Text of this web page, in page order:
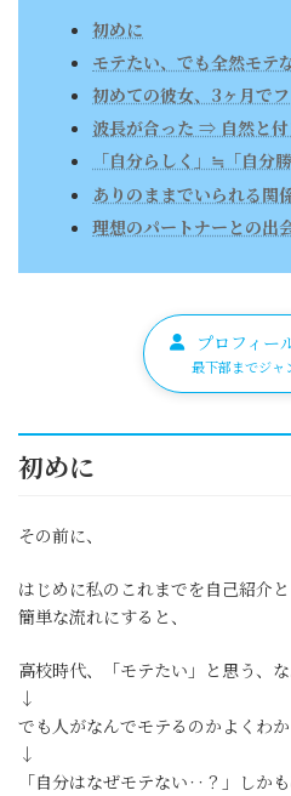
初めに
モテたい、でも全然モテ
初めての彼女、3ヶ月で
波長が合った ⇒ 自然と
「自分らしく」≒「自分勝
ありのままでいられる関
理想のパートナーとの出
プロフィー
最下部までジャ
初めに
その前に、
はじめに私のこれまでを自己紹介と
簡単な流れにすると、
高校時代、「モテたい」と思う、
↓
でも人がなんでモテるのかよくわ
↓
「自分はなぜモテない‥？」しか